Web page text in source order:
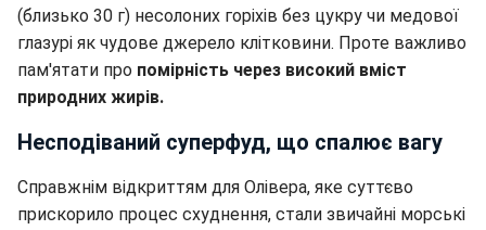
(близько 30 г) несолоних горіхів без цукру чи медової
глазурі як чудове джерело клітковини. Проте важливо
пам'ятати про помірність через високий вміст
природних жирів.
Несподіваний суперфуд, що спалює вагу
Справжнім відкриттям для Олівера, яке суттєво
прискорило процес схуднення, стали звичайні морські